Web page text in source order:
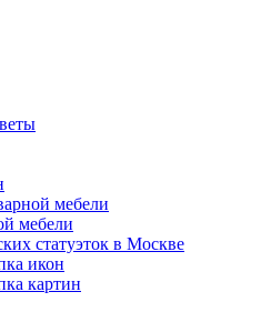
мебели
мебели
статуэток в Москве
икон
картин